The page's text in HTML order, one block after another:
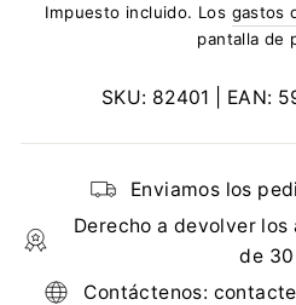
Impuesto incluido. Los gastos
pantalla de
SKU: 82401 | EAN:
Enviamos los
Derecho a devolver
de
Contáctenos: